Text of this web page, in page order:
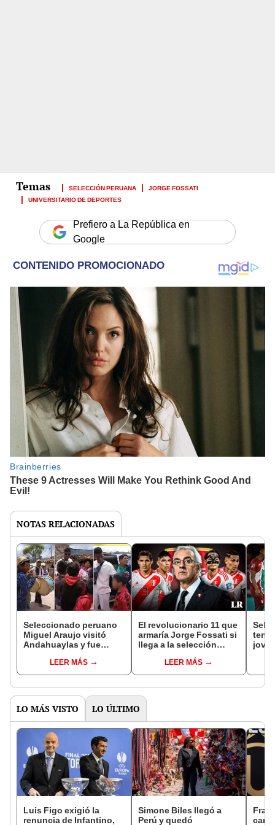
SELECCIÓN PERUANA
JORGE FOSSATI
UNIVERSITARIO DE DEPORTES
Prefiero a La República en
Google
NOTAS RELACIONADAS
Seleccionado peruano
Miguel Araujo visitó
Andahuaylas y fue
LEER MÁS
El revolucionario 11 que
armaría Jorge Fossati si
llega a la selección
LEER MÁS
LO MÁS VISTO LO ÚLTIMO
Luis Figo exigió la
renuncia de Infantino,
Simone Biles llegó a
Perú y quedó